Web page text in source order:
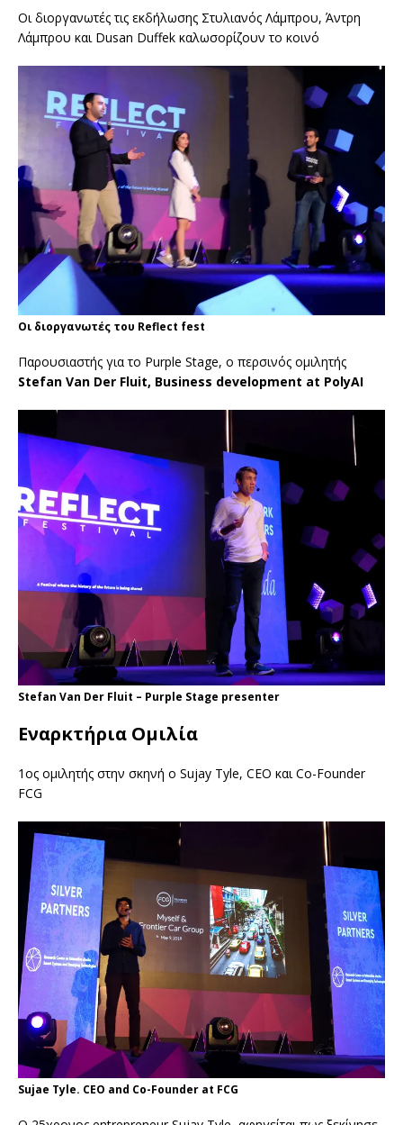
Οι διοργανωτές τις εκδήλωσης Στυλιανός Λάμπρου, Άντρη
Λάμπρου και Dusan Duffek καλωσορίζουν το κοινό
Οι διοργανωτές του Reflect fest
Παρουσιαστής για το Purple Stage, ο περσινός ομιλητής
Stefan Van Der Fluit, Business development at PolyAI
Stefan Van Der Fluit – Purple Stage presenter
Εναρκτήρια Ομιλία
1ος ομιλητής στην σκηνή ο Sujay Tyle, CEO και Co-Founder
FCG
Sujae Tyle. CEO and Co-Founder at FCG